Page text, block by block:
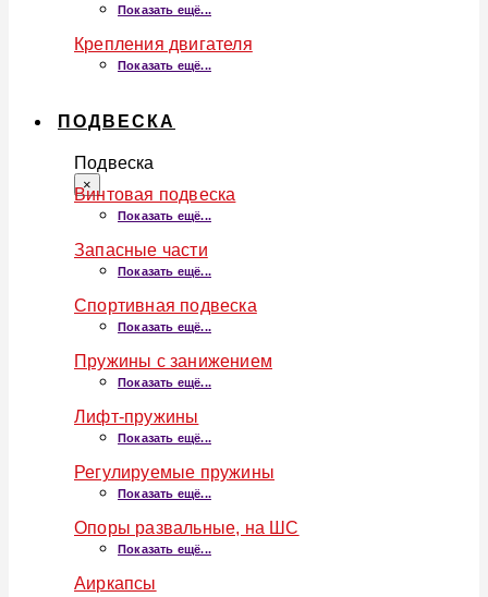
Показать ещё...
Крепления двигателя
Показать ещё...
ПОДВЕСКА
Подвеска
×
Винтовая подвеска
Показать ещё...
Запасные части
Показать ещё...
Спортивная подвеска
Показать ещё...
Пружины с занижением
Показать ещё...
Лифт-пружины
Показать ещё...
Регулируемые пружины
Показать ещё...
Опоры развальные, на ШС
Показать ещё...
Аиркапсы